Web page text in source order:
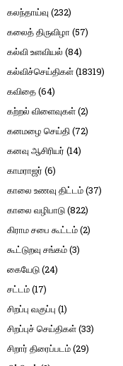
கலந்தாய்வு (232)
கலைத் திருவிழா (57)
கல்வி உளவியல் (84)
கல்விச்செய்திகள்(18319)
கவிதை(64)
கற்றல் விளைவுகள்(2)
கனமழை செய்தி(72)
கனவு ஆசிரியர் (14)
காமராஜர் (6)
காலை உணவு திட்டம்(37)
காலை வழிபாடு(822)
கிராம சபை கூட்டம்(2)
கூட்டுறவு சங்கம்(3)
கையேடு(24)
சட்டம்(17)
சிறப்பு வகுப்பு (1)
சிறப்புச் செய்திகள்(33)
சிறார் திரைப்படம்(29)